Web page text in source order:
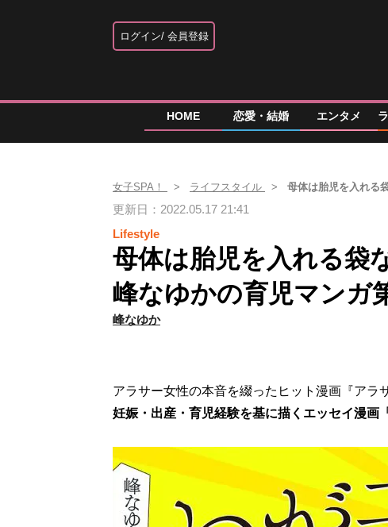
ログイン 会員登録
HOME 恋愛・結婚 エンタメ
女子SPA！ ライフスタイル 母体は胎児を入れる
更新日：2022.05.17 21:41
Lifestyle
母体は胎児を入れる袋
峰なゆかの育児マンガ
峰なゆか
アラサー女性の本音を綴ったヒット漫画『アラ
妊娠・出産・育児経験を基に描くエッセイ漫画